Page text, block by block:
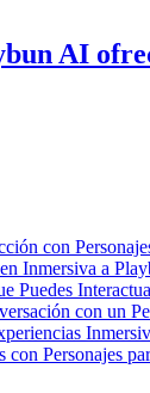
AI
con
Inmersiva a
Puedes
con un
Personajes